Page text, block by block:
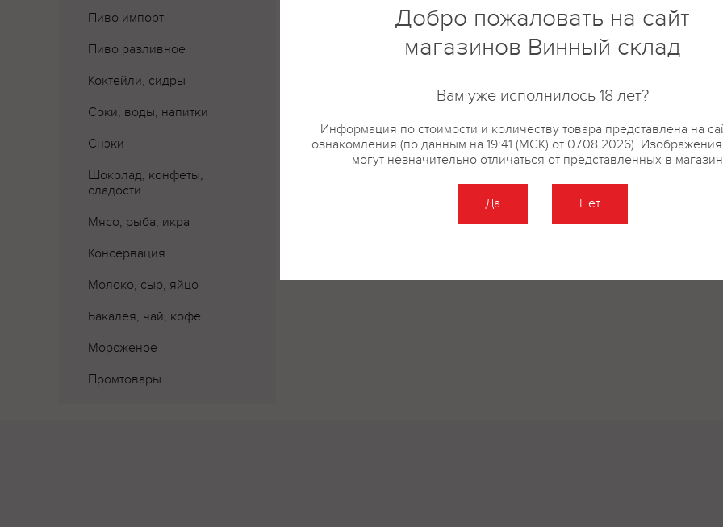
Пиво импорт
Пиво разливное
Коктейли, сидры
Соки, воды, напитки
Снэки
Шоколад, конфеты,
сладости
Мясо, рыба, икра
Консервация
Молоко, сыр, яйцо
Бакалея, чай, кофе
Мороженое
Промтовары
аскорбиновая кислота,
пищевая добавка (мука
кальция, эмульгатор –
загустители:
ксантановая камедь, гуаровая
Описание Отзывы
Добро пожаловать на сайт
магазинов Винный склад
Вам уже исполнилось 18 лет?
Информация по стоимости и количеству товара представлена на
ознакомления (по данным на 19:41 (МСК) от 07.08.2026).
могут незначительно отличаться от представленных в
Да Нет